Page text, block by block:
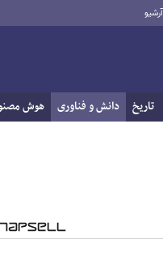
آرشیو
تاریخ دانش و فناوری هوش